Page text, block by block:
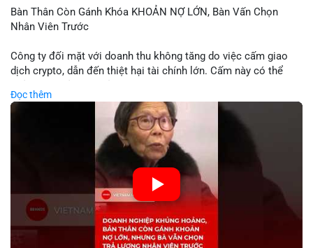
Bàn Thân Còn Gánh Khóa KHOẢN NỢ LỚN, Bàn Vấn Chọn
Nhân Viên Trước
Công ty đối mặt với doanh thu không tăng do việc cấm giao
dịch crypto, dẫn đến thiệt hại tài chính lớn. Cấm này có thể
biến động giá digital asset. Bàn vấn chuyển hướng tập trung
vào nhân lực, cho thấy chiến lược giảm chi phí hoặc điều chỉnh
mô hình kinh doanh. Điều này có thể ảnh hưởng đến thị trường
crypto và các doanh nghiệp liên quan trong tương lai.
🎥 Xem video trực tiếp tại:
Nguồn: KIEN THUC KINH TE
Đọc thêm